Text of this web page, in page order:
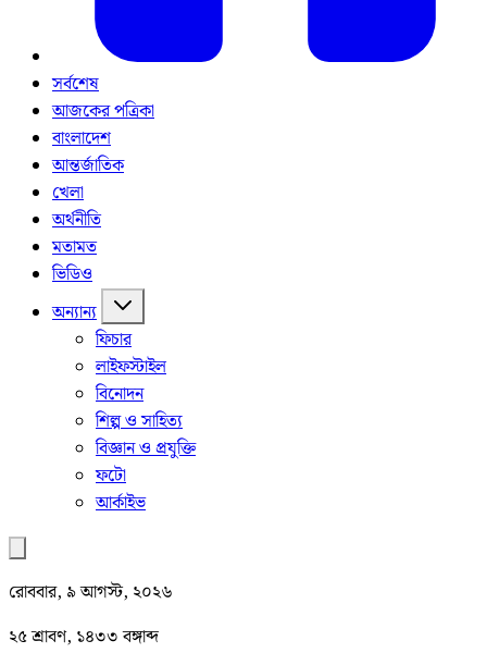
সর্বশেষ
আজকের পত্রিকা
বাংলাদেশ
আন্তর্জাতিক
খেলা
অর্থনীতি
মতামত
ভিডিও
অন্যান্য
ফিচার
লাইফস্টাইল
বিনোদন
শিল্প ও সাহিত্য
বিজ্ঞান ও প্রযুক্তি
ফটো
আর্কাইভ
রোববার, ৯ আগস্ট, ২০২৬
২৫ শ্রাবণ, ১৪৩৩ বঙ্গাব্দ